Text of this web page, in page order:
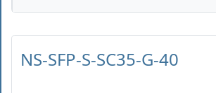
NS-SFP-S-SC35-G-40